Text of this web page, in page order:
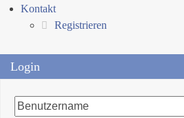
Kontakt
Registrieren
Login